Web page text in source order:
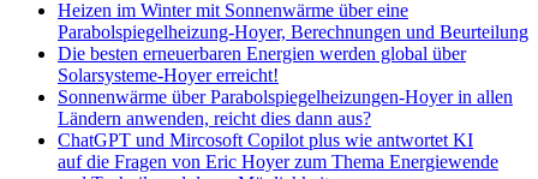
Heizen im Winter mit Sonnenwärme über eine
Parabolspiegelheizung-Hoyer, Berechnungen und Beurteilung
Die besten erneuerbaren Energien werden global über
Solarsysteme-Hoyer erreicht!
Sonnenwärme über Parabolspiegelheizungen-Hoyer in allen
Ländern anwenden, reicht dies dann aus?
ChatGPT und Mircosoft Copilot plus wie antwortet KI
auf die Fragen von Eric Hoyer zum Thema Energiewende